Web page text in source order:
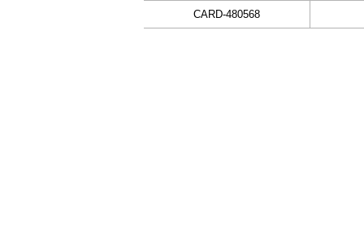
CARD-480568